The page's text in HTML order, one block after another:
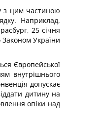
з цим частиною
Наприклад,
25 січня
України
Європейської
внутрішнього
допускає
дитину на
опіки над